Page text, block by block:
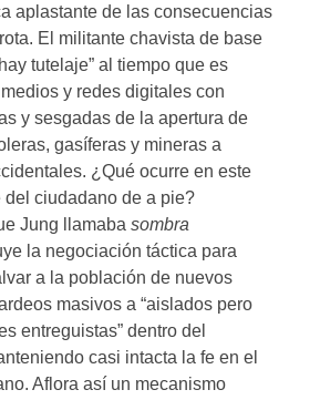
aplastante de las consecuencias
El militante chavista de base
tutelaje” al tiempo que es
y redes digitales con
y sesgadas de la apertura de
gasíferas y mineras a
¿Qué ocurre en este
ciudadano de a pie?
Jung llamaba sombra
la negociación táctica para
a la población de nuevos
masivos a “aislados pero
entreguistas” dentro del
casi intacta la fe en el
Aflora así un mecanismo